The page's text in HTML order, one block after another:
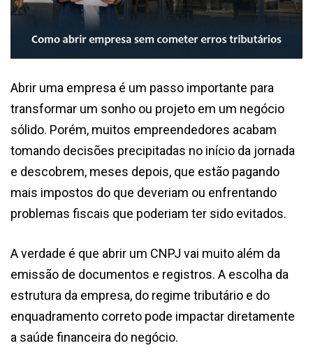
Abrir uma empresa é um passo importante para
transformar um sonho ou projeto em um negócio
sólido. Porém, muitos empreendedores acabam
tomando decisões precipitadas no início da jornada
e descobrem, meses depois, que estão pagando
mais impostos do que deveriam ou enfrentando
problemas fiscais que poderiam ter sido evitados.
A verdade é que abrir um CNPJ vai muito além da
emissão de documentos e registros. A escolha da
estrutura da empresa, do regime tributário e do
enquadramento correto pode impactar diretamente
a saúde financeira do negócio.